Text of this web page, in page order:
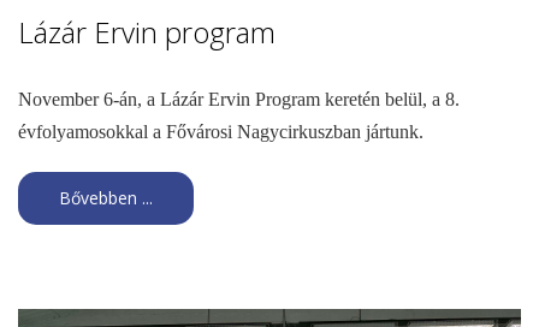
Lázár Ervin program
November 6-án, a Lázár Ervin Program keretén belül, a 8.
évfolyamosokkal a Fővárosi Nagycirkuszban jártunk.
Bővebben ...